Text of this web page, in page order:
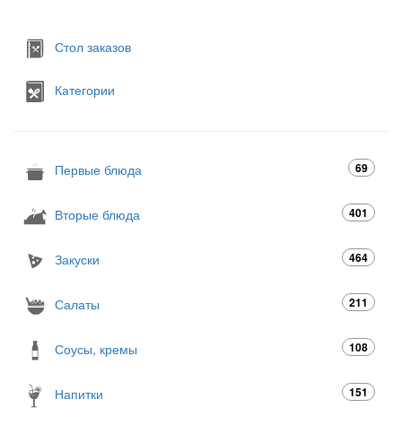
Стол заказов
Категории
Первые блюда 69
Вторые блюда 401
Закуски 464
Салаты 211
Соусы, кремы 108
Напитки 151